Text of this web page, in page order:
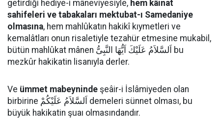
getirdiği hediye-i mâneviyesiyle, hem kâinat
sahifeleri ve tabakaları mektubat-ı Samedaniye
olmasına, hem mahlûkatın hakikî kıymetleri ve
kemalâtları onun risaletiyle tezahür etmesine mukabil,
bütün mahlûkat mânen اَلسَّلاَمُ عَلَيْكَ اَيُّهَا النَّبِىُّ bu
mezkûr hakikatin lisanıyla derler.
Ve ümmet mabeyninde şeâir-i İslâmiyeden olan
birbirine اَلسَّلاَمُ عَلَيْكُمْ demeleri sünnet olması, bu
büyük hakikatin şuaı olmasındandır.